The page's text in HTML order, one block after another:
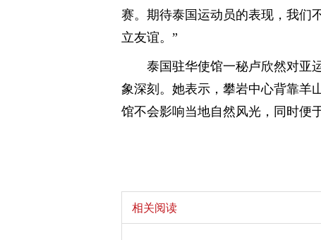
赛。期待泰国运动员的表现，我们
立友谊。”
泰国驻华使馆一秘卢欣然对
象深刻。她表示，攀岩中心背靠羊
馆不会影响当地自然风光，同时便
相关阅读